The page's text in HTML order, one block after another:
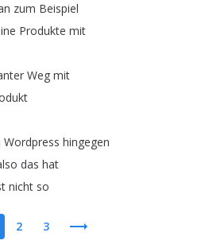
zum Beispiel
Produkte mit
Weg mit
Wordpress hingegen
das hat
nicht so
2 3